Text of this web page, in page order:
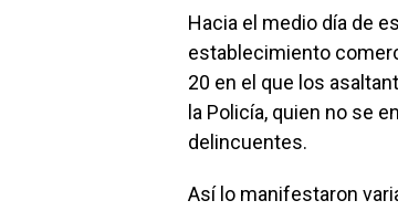
Hacia el medio día de
establecimiento
20 en el que los
la Policía, quien no se
delincuentes.
Así lo manifestaron